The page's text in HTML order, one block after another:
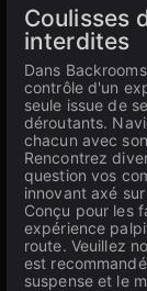
Coulisses
interdites
Dans
contrôle d'un
seule issue de
déroutants.
chacun avec
Rencontrez
question vos
innovant axé
Conçu pour les
expérience
route. Veuillez
est
suspense et le